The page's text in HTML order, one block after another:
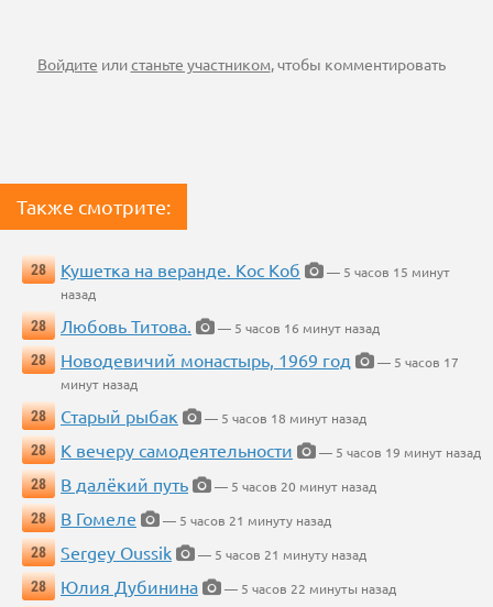
Войдите илистаньте участником, чтобы комментировать
Также смотрите:
28 Кушетка на веранде. Кос Коб
— 5 часов 15 минут
назад
28
Любовь Титова.
— 5 часов 16 минут назад
28
Новодевичий монастырь, 1969 год
— 5 часов 17
минут назад
28
Старый рыбак
— 5 часов 18 минут назад
28
К вечеру самодеятельности
— 5 часов 19 минут назад
28
В далёкий путь
— 5 часов 20 минут назад
28
В Гомеле
— 5 часов 21 минуту назад
28
Sergey Oussik
— 5 часов 21 минуту назад
28
Юлия Дубинина
— 5 часов 22 минуты назад